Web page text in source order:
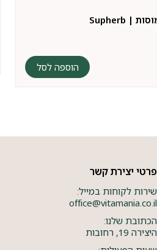
הוספה לסל
פרטי יצירת קשר
שירות לקוחות במייל:
office@vitamania.co.il
הכתובת שלנו:
היצירה 19, רחובות